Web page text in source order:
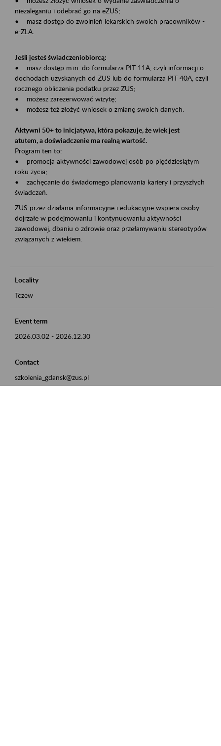
niezaleganiu i odebrać go na eZUS;
• masz dostęp do zwolnień lekarskich swoich pracowników -
e-ZLA.
Jeśli jesteś świadczeniobiorcą:
• masz dostęp m.in. do formularza PIT 11A, czyli informacji o
dochodach uzyskanych od ZUS lub do formularza PIT 40A, czyli
rocznego obliczenia podatku przez ZUS;
• możesz zarezerwować wizytę;
• możesz też złożyć wniosek o zmianę swoich danych.
Aktywni 50+ to inicjatywa, która pokazuje, że wiek jest
atutem, a doświadczenie ma realną wartość.
Program ten to:
• promocja aktywności zawodowej osób po pięćdziesiątym
roku życia;
• zachęcanie do świadomego planowania kariery i przyszłych
świadczeń.
ZUS przez działania informacyjne i edukacyjne wspiera osoby
dojrzałe w podejmowaniu i kontynuowaniu aktywności
zawodowej, dbaniu o zdrowie oraz przełamywaniu stereotypów
związanych z wiekiem.
Locality
Tczew
Event term
2026.03.02 - 2026.12.30
Contact
szkolenia_gdansk@zus.pl